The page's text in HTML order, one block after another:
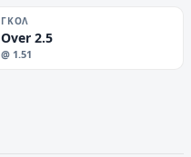
ΓΚΟΛ
Over 2.5
@ 1.51